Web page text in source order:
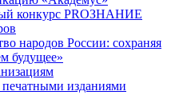
конкурс PROЗНАНИЕ
народов России: сохраняя
будущее»
изданиями